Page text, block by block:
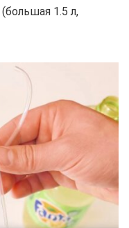
(большая 1.5 л,